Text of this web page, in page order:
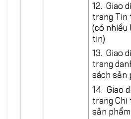
12. Giao
trang Tin
(có nhiều
tin)
13. Giao
trang
sách sản
14. Giao
trang Chi
sản phẩm